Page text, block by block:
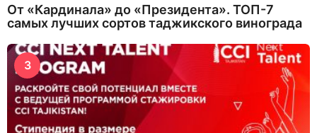
От «Кардинала» до «Президента». ТОП-7
самых лучших сортов таджикского винограда
3